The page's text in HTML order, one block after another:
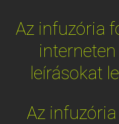
Az infuzória
leírásokat
Az